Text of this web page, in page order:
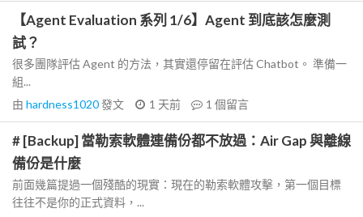
【Agent Evaluation 系列 1/6】Agent 到底該怎麼測
試？
很多團隊評估 Agent 的方法，其實還停留在評估 Chatbot。 準備一
組...
由 hardness1020發文 1 天前 1 個留言
# [Backup] 當勒索軟體連備份都不放過：Air Gap 與離線
備份是什麼
前面幾篇提過一個殘酷的現實：現在的勒索軟體攻擊，第一個目標
往往不是你的正式資料，...